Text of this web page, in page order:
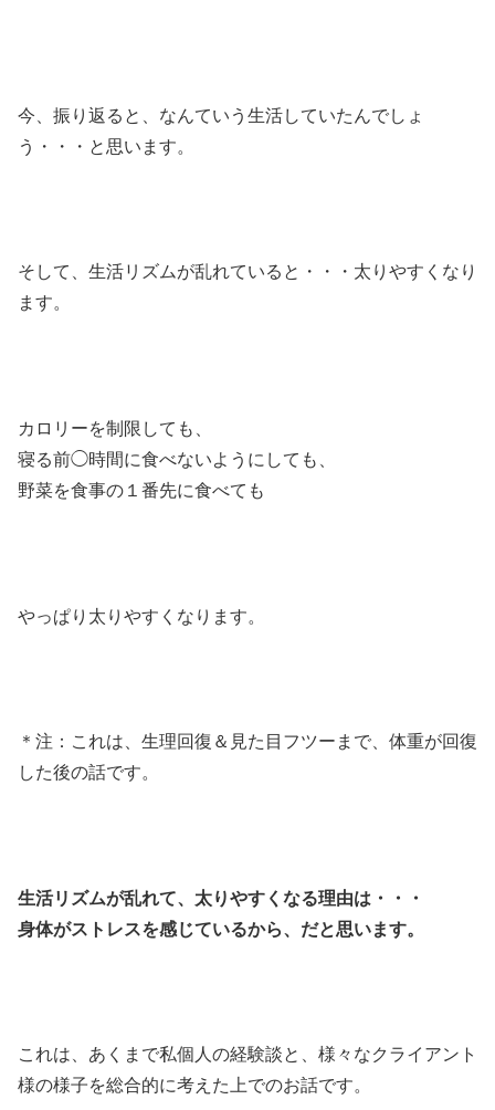
今、振り返ると、なんていう生活していたんでしょ
う・・・と思います。
そして、生活リズムが乱れていると・・・太りやすくなり
ます。
カロリーを制限しても、
寝る前◯時間に食べないようにしても、
野菜を食事の１番先に食べても
やっぱり太りやすくなります。
＊注：これは、生理回復＆見た目フツーまで、体重が回復
した後の話です。
生活リズムが乱れて、太りやすくなる理由は・・・
身体がストレスを感じているから、だと思います。
これは、あくまで私個人の経験談と、様々なクライアント
様の様子を総合的に考えた上でのお話です。